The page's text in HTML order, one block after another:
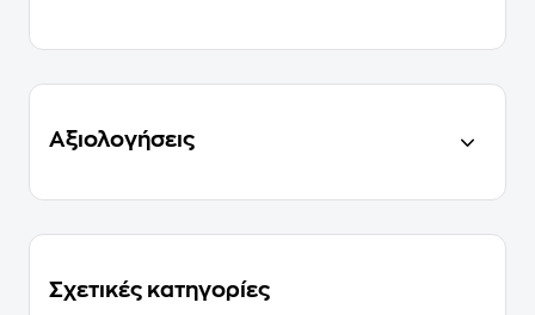
Αξιολογήσεις
Σχετικές κατηγορίες